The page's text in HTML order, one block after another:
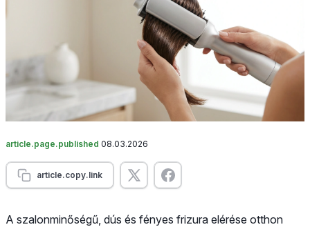
article.page.published 08.03.2026
article.copy.link
A szalonminőségű, dús és fényes frizura elérése otthon